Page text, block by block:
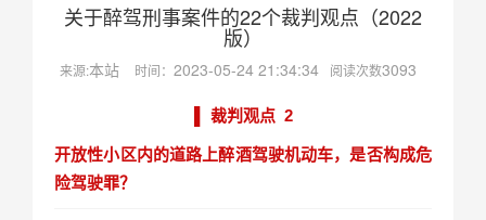
关于醉驾刑事案件的22个裁判观点（2022
版）
来源:本站 时间： 2023-05-24 21:34:34 阅读次数3093
▌ 裁判观点 2
开放性小区内的道路上醉酒驾驶机动车，是否构成危
险驾驶罪？